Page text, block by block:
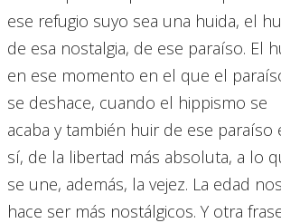
ese refugio suyo sea una huida, el
de esa nostalgia, de ese paraíso. El
en ese momento en el que el
se deshace, cuando el hippismo se
acaba y también huir de ese paraíso
sí, de la libertad más absoluta, a lo
se une, además, la vejez. La edad nos
hace ser más nostálgicos. Y otra